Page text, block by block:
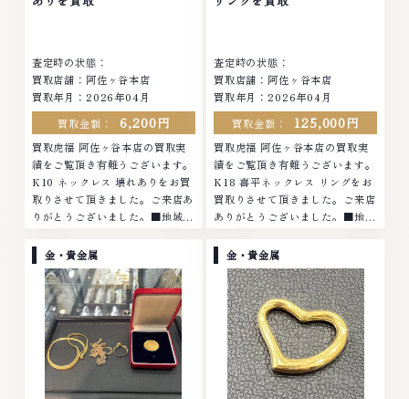
中無休
査定時の状態：
買取店舗：阿佐ヶ谷本店
買取年月：2026年04月
買取金額：
6,200円
買取虎福 阿佐ヶ谷本店の買取実
績をご覧頂き有難うございます。
K10 ネックレス 壊れありをお買
取りさせて頂きました。ご来店あ
りがとうございました。■地域買
モンド ブランド品 ブランド衣類
お酒買取りのことなら、お任せく
ださいなかでも金・プラチナ等の
アクセサリー・貴金属・宝石・ダ
イヤモンド・ジュエリーや ブラ
ンド品・時計等は特に自信を持っ
て、高額査定を実現しておりま
す。 古くて使わなくなってしま
ったアクセサリー、動かなくなっ
査定時の状態：
買取店舗：阿佐ヶ谷本店
買取年月：2026年04月
買取金額：
125,000円
買取虎福 阿佐ヶ谷本店の買取実
績をご覧頂き有難うございます。
K18 喜平ネックレス リングをお
買取りさせて頂きました。ご来店
ありがとうございました。■地域
ヤモンド ブランド品 ブランド衣
類 お酒買取りのことなら、お任
せくださいなかでも金・プラチナ
等のアクセサリー・貴金属・宝
石・ダイヤモンド・ジュエリーや
ブランド品・時計等は特に自信を
持って、高額査定を実現しており
ます。 古くて使わなくなってし
まったアクセサリー、動かなくな
金・貴金属 金・貴金属